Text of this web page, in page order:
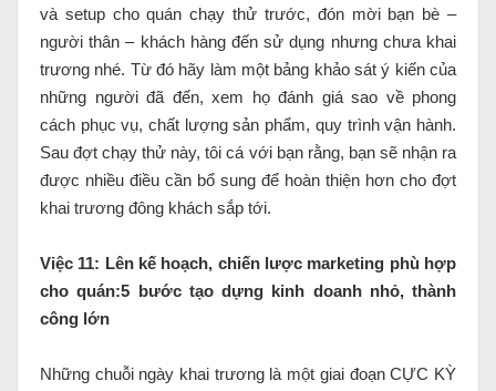
và setup cho quán chạy thử trước, đón mời bạn bè –
người thân – khách hàng đến sử dụng nhưng chưa khai
trương nhé. Từ đó hãy làm một bảng khảo sát ý kiến của
những người đã đến, xem họ đánh giá sao về phong
cách phục vụ, chất lượng sản phẩm, quy trình vận hành.
Sau đợt chạy thử này, tôi cá với bạn rằng, bạn sẽ nhận ra
được nhiều điều cần bổ sung để hoàn thiện hơn cho đợt
khai trương đông khách sắp tới.
Việc 11: Lên kế hoạch, chiến lược marketing phù hợp
cho quán:5 bước tạo dựng kinh doanh nhỏ, thành
công lớn
Những chuỗi ngày khai trương là một giai đoạn CỰC KỲ